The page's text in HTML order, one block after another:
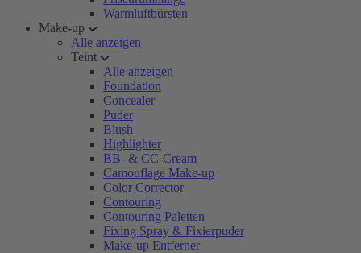
Warmluftbürsten
Make-up
Alle anzeigen
Teint
Alle anzeigen
Foundation
Concealer
Puder
Blush
Highlighter
BB- & CC-Cream
Camouflage Make-up
Color Corrector
Contouring
Contouring Paletten
Fixing Spray & Fixierpuder
Make-up Entferner